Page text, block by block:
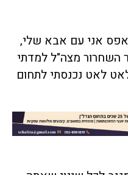
אפס אני עם אבא שלי,
השחרור מצה"ל למדתי
לאט נכנסתי לתחום